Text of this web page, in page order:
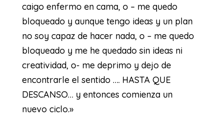
caigo enfermo en cama, o – me quedo
bloqueado y aunque tengo ideas y un plan
no soy capaz de hacer nada, o – me quedo
bloqueado y me he quedado sin ideas ni
creatividad, o- me deprimo y dejo de
encontrarle el sentido …. HASTA QUE
DESCANSO… y entonces comienza un
nuevo ciclo.»